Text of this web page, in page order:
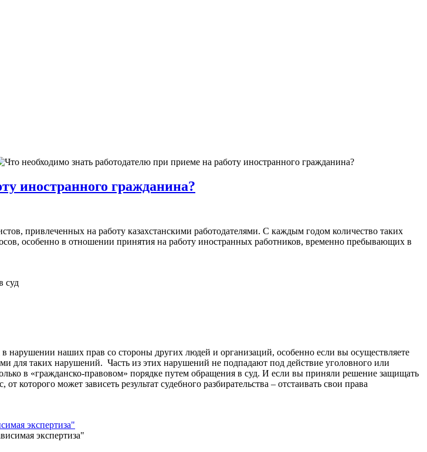
иностранного гражданина?
привлеченных на работу казахстанскими работодателями. С каждым годом количество таких
особенно в отношении принятия на работу иностранных работников, временно пребывающих в
нарушении наших прав со стороны других людей и организаций, особенно если вы осуществляете
для таких нарушений. Часть из этих нарушений не подпадают под действие уголовного или
в «гражданско-правовом» порядке путем обращения в суд. И если вы приняли решение защищать
может зависеть результат судебного разбирательства – отстаивать свои права
экспертиза"